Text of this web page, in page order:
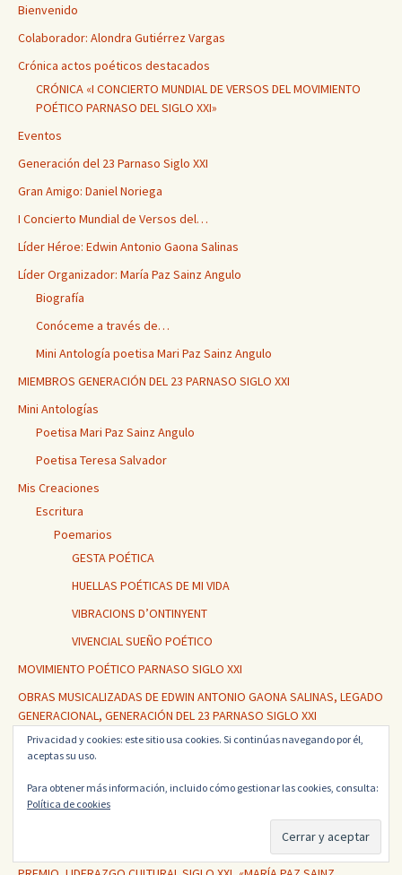
Bienvenido
Colaborador: Alondra Gutiérrez Vargas
Crónica actos poéticos destacados
CRÓNICA «I CONCIERTO MUNDIAL DE VERSOS DEL MOVIMIENTO
POÉTICO PARNASO DEL SIGLO XXI»
Eventos
Generación del 23 Parnaso Siglo XXI
Gran Amigo: Daniel Noriega
I Concierto Mundial de Versos del…
Líder Héroe: Edwin Antonio Gaona Salinas
Líder Organizador: María Paz Sainz Angulo
Biografía
Conóceme a través de…
Mini Antología poetisa Mari Paz Sainz Angulo
MIEMBROS GENERACIÓN DEL 23 PARNASO SIGLO XXI
Mini Antologías
Poetisa Mari Paz Sainz Angulo
Poetisa Teresa Salvador
Mis Creaciones
Escritura
Poemarios
GESTA POÉTICA
HUELLAS POÉTICAS DE MI VIDA
VIBRACIONS D’ONTINYENT
VIVENCIAL SUEÑO POÉTICO
MOVIMIENTO POÉTICO PARNASO SIGLO XXI
OBRAS MUSICALIZADAS DE EDWIN ANTONIO GAONA SALINAS, LEGADO
GENERACIONAL, GENERACIÓN DEL 23 PARNASO SIGLO XXI
POEMARIO «POETA GENERACIONAL»
«MOVIMIENTO POÉTICO PARNASO DEL SIGLO XXI»
PREMIO DE POESÍA GLOBAL «EDWIN ANTONIO GAONA SALINAS»
PREMIO ESPAÑOL «GENERACIÓN DEL 23 PARNASO SIGLO XXI»
Privacidad y cookies: este sitio usa cookies. Si continúas navegando por él,
aceptas su uso.
Para obtener más información, incluido cómo gestionar las cookies, consulta:
Política de cookies